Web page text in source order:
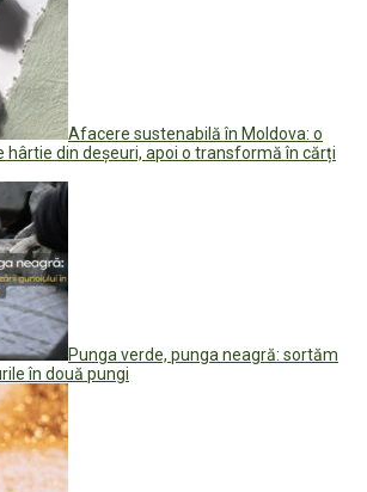
Afacere sustenabilă în Moldova: o
hârtie din deșeuri, apoi o transformă în cărți
Punga verde, punga neagră: sortăm
în două pungi